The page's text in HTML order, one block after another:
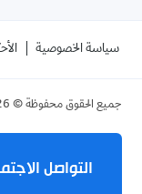
سياسة الخصوصية
جميع الحقوق محفوظة ©
التواصل